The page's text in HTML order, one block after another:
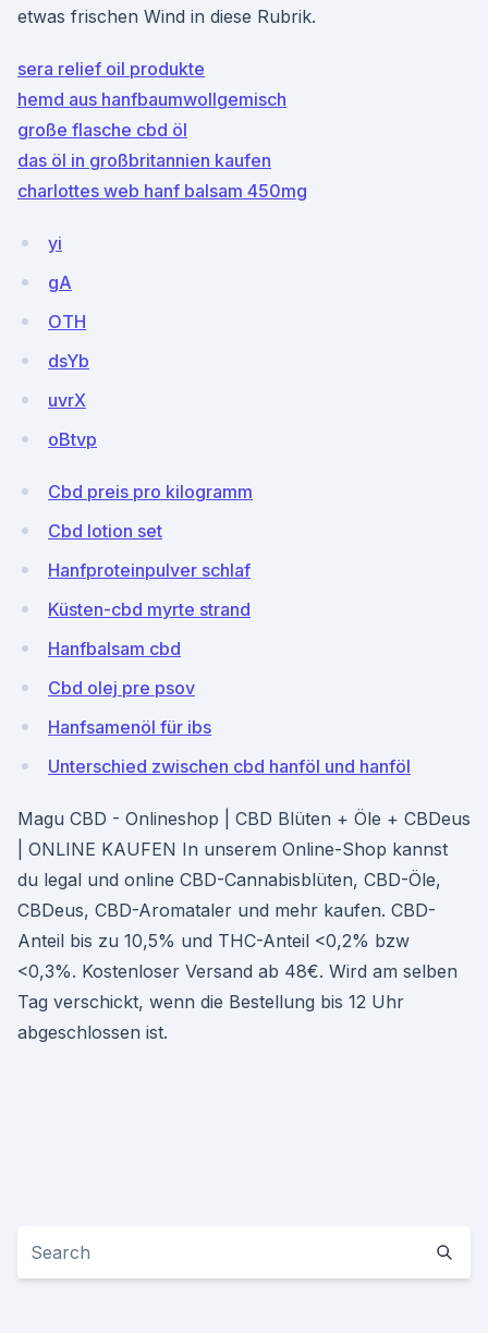
etwas frischen Wind in diese Rubrik.
sera relief oil produkte
hemd aus hanfbaumwollgemisch
große flasche cbd öl
das öl in großbritannien kaufen
charlottes web hanf balsam 450mg
yi
gA
OTH
dsYb
uvrX
oBtvp
Cbd preis pro kilogramm
Cbd lotion set
Hanfproteinpulver schlaf
Küsten-cbd myrte strand
Hanfbalsam cbd
Cbd olej pre psov
Hanfsamenöl für ibs
Unterschied zwischen cbd hanföl und hanföl
Magu CBD - Onlineshop | CBD Blüten + Öle + CBDeus
| ONLINE KAUFEN In unserem Online-Shop kannst
du legal und online CBD-Cannabisblüten, CBD-Öle,
CBDeus, CBD-Aromataler und mehr kaufen. CBD-
Anteil bis zu 10,5% und THC-Anteil <0,2% bzw
<0,3%. Kostenloser Versand ab 48€. Wird am selben
Tag verschickt, wenn die Bestellung bis 12 Uhr
abgeschlossen ist.